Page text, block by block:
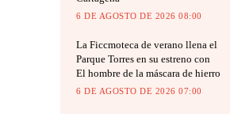
6 DE AGOSTO DE 2026 08:00
La Ficcmoteca de verano llena el
Parque Torres en su estreno con
El hombre de la máscara de hierro
6 DE AGOSTO DE 2026 07:00